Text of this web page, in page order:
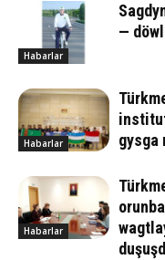
Habarlar
—
Habarlar
gysga
Habarlar